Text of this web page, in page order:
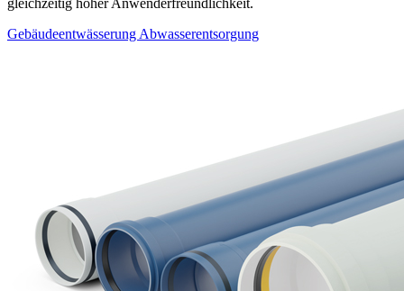
Gebäudeentwässerung Abwasserentsorgung